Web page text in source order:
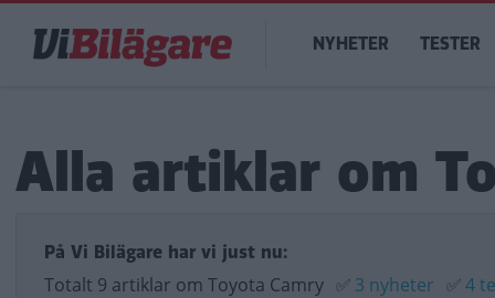
huvudinnehåll
Main
navigation
NYHETER TESTER
Alla artiklar om
På Vi Bilägare har vi just nu:
Totalt 9 artiklar om Toyota Camry ✅ 3 nyheter ✅4